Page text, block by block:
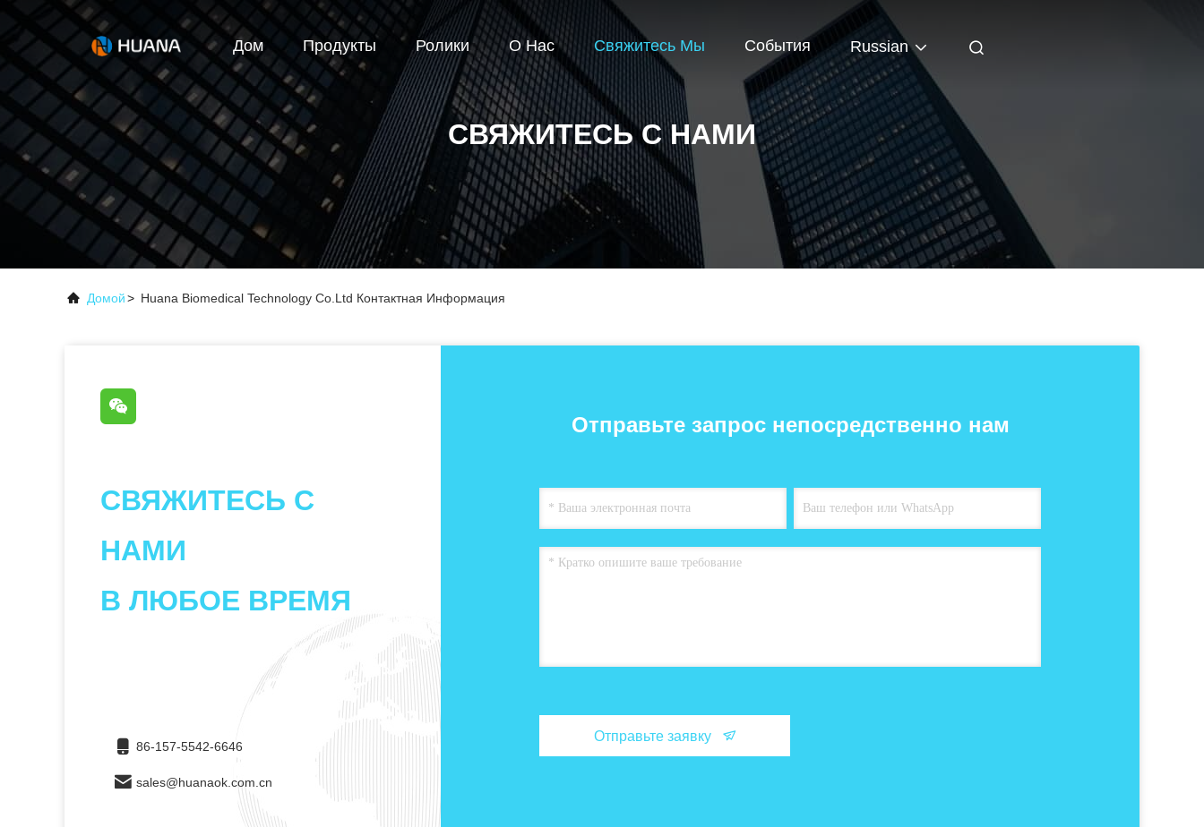
Дом Продукты Ролики О Нас Свяжитесь Мы События Russian
СВЯЖИТЕСЬ С НАМИ
Домой> Huana Biomedical Technology Co.Ltd Контактная Информация
СВЯЖИТЕСЬ С
НАМИ
В ЛЮБОЕ ВРЕМЯ
86-157-5542-6646
sales@huanaok.com.cn
Отправьте запрос непосредственно нам
Отправьте заявку